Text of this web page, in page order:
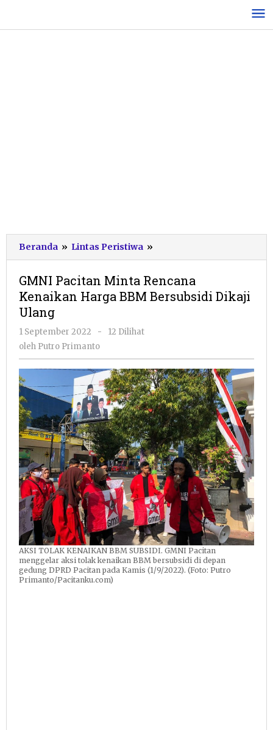
konten
Beranda » Lintas Peristiwa »
Pacitan
Rencana
Kenaikan
Ulang
GMNI Pacitan Minta Rencana
Kenaikan Harga BBM Bersubsidi Dikaji
Ulang
1 September 2022
oleh
Putro
-
12 Dilihat
oleh Putro Primanto
AKSI TOLAK KENAIKAN BBM SUBSIDI. GMNI Pacitan
menggelar aksi tolak kenaikan BBM bersubsidi di depan
gedung DPRD Pacitan pada Kamis (1/9/2022). (Foto: Putro
Primanto/Pacitanku.com)